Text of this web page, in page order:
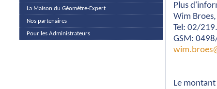
La Maison du Géomètre-Expert
Nos partenaires
Pour les Administrateurs
Plus
Wim
Tel: 02/
GSM:
Le